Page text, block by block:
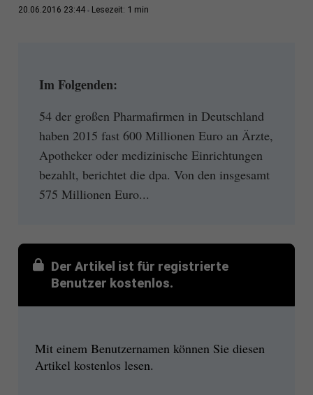
20.06.2016 23:44 Lesezeit: 1 min
Im Folgenden:
54 der großen Pharmafirmen in Deutschland
haben 2015 fast 600 Millionen Euro an Ärzte,
Apotheker oder medizinische Einrichtungen
bezahlt, berichtet die dpa. Von den insgesamt
575 Millionen Euro...
Der Artikel ist für registrierte
Benutzer kostenlos.
Mit einem Benutzernamen können Sie diesen
Artikel kostenlos lesen.